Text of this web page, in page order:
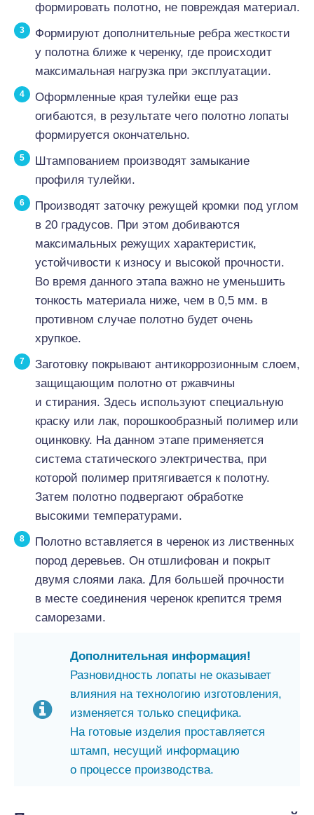
формировать полотно, не повреждая материал.
Формируют дополнительные ребра жесткости
у полотна ближе к черенку, где происходит
максимальная нагрузка при эксплуатации.
Оформленные края тулейки еще раз
огибаются, в результате чего полотно лопаты
формируется окончательно.
Штампованием производят замыкание
профиля тулейки.
Производят заточку режущей кромки под углом
в 20 градусов. При этом добиваются
максимальных режущих характеристик,
устойчивости к износу и высокой прочности.
Во время данного этапа важно не уменьшить
тонкость материала ниже, чем в 0,5 мм. в
противном случае полотно будет очень
хрупкое.
Заготовку покрывают антикоррозионным слоем,
защищающим полотно от ржавчины
и стирания. Здесь используют специальную
краску или лак, порошкообразный полимер или
оцинковку. На данном этапе применяется
система статического электричества, при
которой полимер притягивается к полотну.
Затем полотно подвергают обработке
высокими температурами.
Полотно вставляется в черенок из лиственных
пород деревьев. Он отшлифован и покрыт
двумя слоями лака. Для большей прочности
в месте соединения черенок крепится тремя
саморезами.
Дополнительная информация!
Разновидность лопаты не оказывает
влияния на технологию изготовления,
изменяется только специфика.
На готовые изделия проставляется
штамп, несущий информацию
о процессе производства.